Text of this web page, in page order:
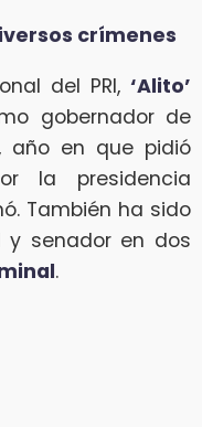
crímenes
del PRI, ‘Alito’
gobernador de
año en que pidió
la presidencia
También ha sido
y senador en dos
.